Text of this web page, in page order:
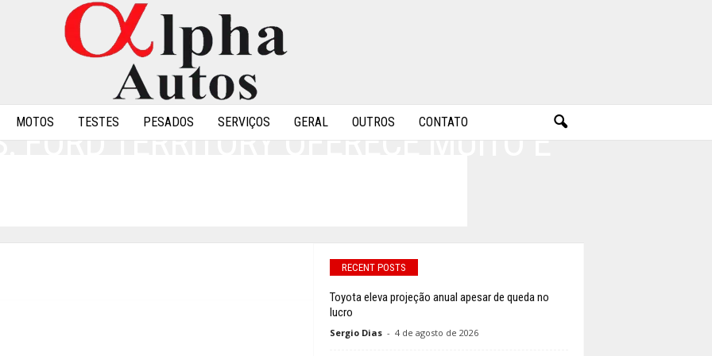
MOTOS TESTES PESADOS SERVIÇOS GERAL OUTROS CONTATO
FORD TERRITORY OFERECE MUITO E
RECENT POSTS
Toyota eleva projeção anual apesar de queda no
lucro
Sergio Dias - 4 de agosto de 2026